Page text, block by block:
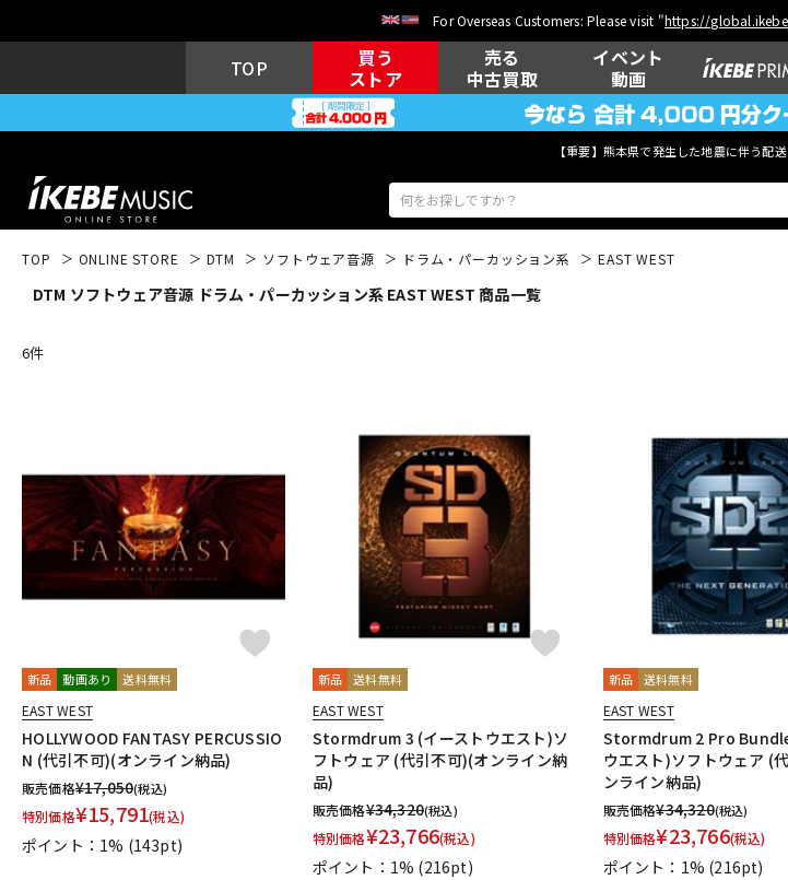
For Overseas Customers: Please visit "https://
TOP
買う
ストア
売る
中古買取
イベント
動画
【重要】熊本県で発生した地震に伴う配
エレキギター アコギ/エレ
DJ機器 DTM DTM オンラ
イン納品
ヴィンテージ
TOP ONLINE STORE DTM ソフトウェア音源 ドラム・パーカッション系 EAST WEST
DTM ソフトウェア音源 ドラム・パーカッション系 EAST WEST 商品一覧
6件
新品 動画あり 送料無料
EAST WEST
HOLLYWOOD FANTASY PERCUSSIO
N (代引不可)(オンライン納品)
販売価格¥17,050(税込)
特別価格¥15,791(税込)
ポイント：1% (143pt)
新品 送料無料
EAST WEST
Stormdrum 3 (イーストウエスト)ソ
フトウェア (代引不可)(オンライン納
品)
販売価格¥34,320(税込)
特別価格¥23,766(税込)
ポイント：1% (216pt)
新品 送料無料
EAST WEST
Stormdrum 2 Pro
ウエスト)ソフトウェア (
ンライン納品)
販売価格¥34,320(税込)
特別価格¥23,766(税込)
ポイント：1% (216pt)